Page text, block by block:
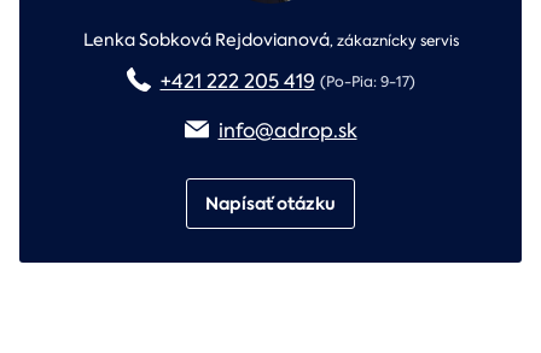
Lenka Sobková Rejdovianová,zákaznícky servis
+421 222 205 419 (Po-Pia: 9-17)
info@adrop.sk
Napísať otázku